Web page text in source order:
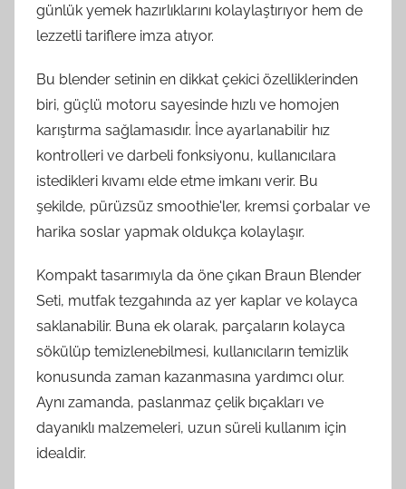
günlük yemek hazırlıklarını kolaylaştırıyor hem de
lezzetli tariflere imza atıyor.
Bu blender setinin en dikkat çekici özelliklerinden
biri, güçlü motoru sayesinde hızlı ve homojen
karıştırma sağlamasıdır. İnce ayarlanabilir hız
kontrolleri ve darbeli fonksiyonu, kullanıcılara
istedikleri kıvamı elde etme imkanı verir. Bu
şekilde, pürüzsüz smoothie'ler, kremsi çorbalar ve
harika soslar yapmak oldukça kolaylaşır.
Kompakt tasarımıyla da öne çıkan Braun Blender
Seti, mutfak tezgahında az yer kaplar ve kolayca
saklanabilir. Buna ek olarak, parçaların kolayca
sökülüp temizlenebilmesi, kullanıcıların temizlik
konusunda zaman kazanmasına yardımcı olur.
Aynı zamanda, paslanmaz çelik bıçakları ve
dayanıklı malzemeleri, uzun süreli kullanım için
idealdir.